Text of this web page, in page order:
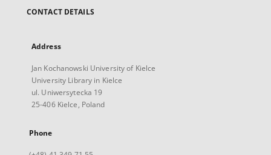
CONTACT DETAILS
Address
Jan Kochanowski University of Kielce
University Library in Kielce
ul. Uniwersytecka 19
25-406 Kielce, Poland
Phone